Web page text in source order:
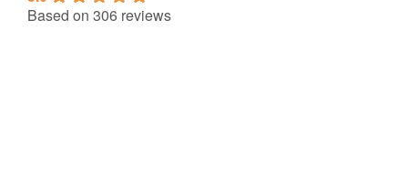
Based on 306 reviews